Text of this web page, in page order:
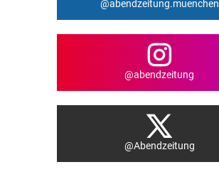
@abendzeitung.muenchen
@abendzeitung
@Abendzeitung